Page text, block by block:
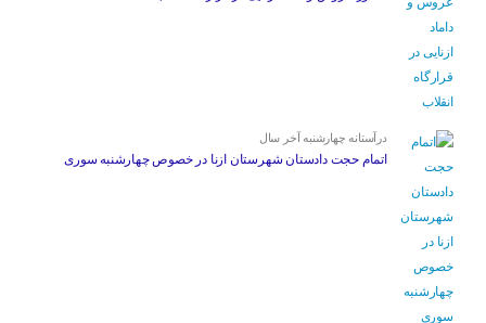
درآستانه چهارشنبه آخر سال
اتمام حجت دادستان شهرستان ازنا در خصوص چهارشنبه ‌سوری